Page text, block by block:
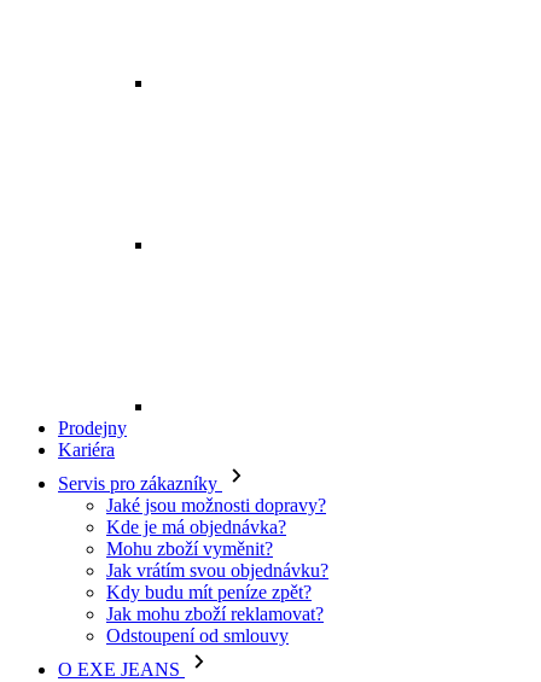
Mohu zboží vyměnit?
Jak vrátím svou objednávku?
Kdy budu mít peníze zpět?
Jak mohu zboží reklamovat?
Odstoupení od smlouvy
O EXE JEANS
O nás
Kontakt
Prodejny
Ochrana osobních údajů
Všeobecné obchodní podmínky
Kariéra